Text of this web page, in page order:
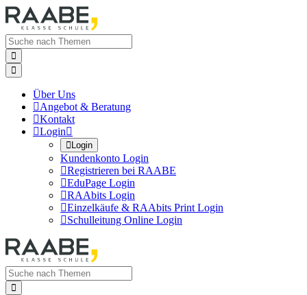


Über Uns
Angebot & Beratung
Kontakt
Login
 Login
Kundenkonto Login
Registrieren bei RAABE
EduPage Login
RAAbits Login
Einzelkäufe & RAAbits Print Login
Schulleitung Online Login
